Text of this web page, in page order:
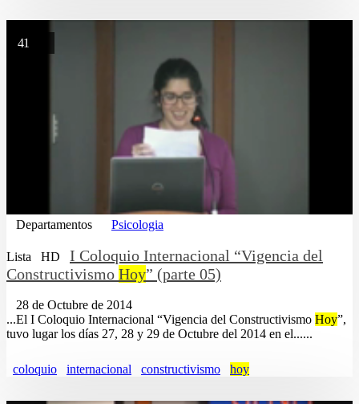
41
Departamentos Psicologia
Lista HD
I Coloquio Internacional “Vigencia del
Constructivismo Hoy” (parte 05)
28 de Octubre de 2014
...El I Coloquio Internacional “Vigencia del Constructivismo Hoy”,
tuvo lugar los días 27, 28 y 29 de Octubre del 2014 en el......
coloquio internacional constructivismo hoy